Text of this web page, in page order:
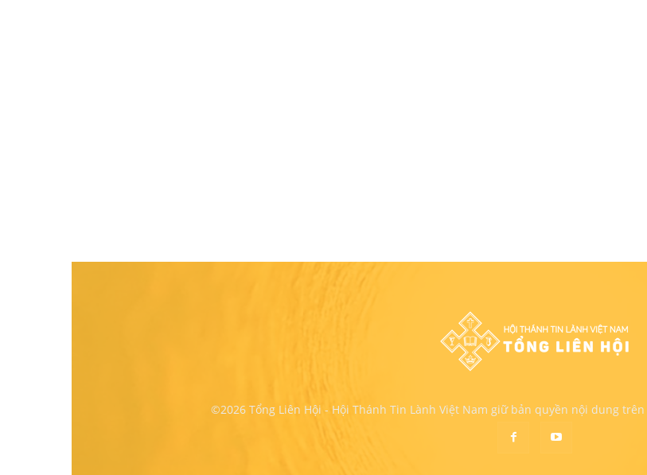
©2026 Tổng Liên Hội - Hội Thánh Tin Lành Việt Nam giữ bản quyền nội dung